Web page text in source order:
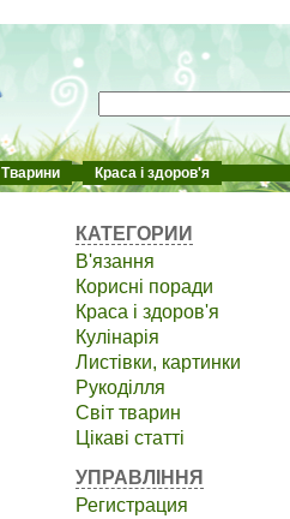
Тварини Краса і здоров'я
КАТЕГОРИИ
В'язання
Корисні поради
Краса і здоров'я
Кулінарія
Листівки, картинки
Рукоділля
Світ тварин
Цікаві статті
УПРАВЛІННЯ
Регистрация